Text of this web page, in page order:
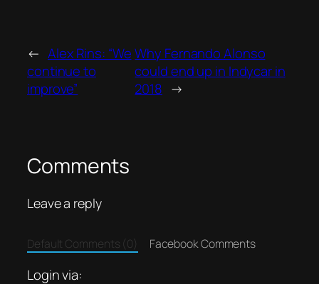
← Alex Rins: “We
continue to
improve”
Why Fernando Alonso
could end up in Indycar in
2018 →
Comments
Leave a reply
Default Comments (0) Facebook Comments
Login via: